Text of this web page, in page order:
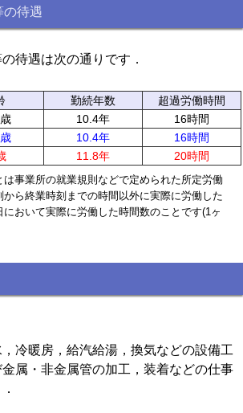
の待遇
待遇は次の通りです．
勤続年数
超過労働時間
10.4年
16時間
10.4年
16時間
11.8年 20時間
は事業所の就業規則などで定められた所定労働
から終業時刻までの時間以外に実際に労働した
おいて実際に労働した時間数のことです(1ヶ
冷暖房，給汽給湯，換気などの設備工
属・非金属管の加工，装着などの仕事